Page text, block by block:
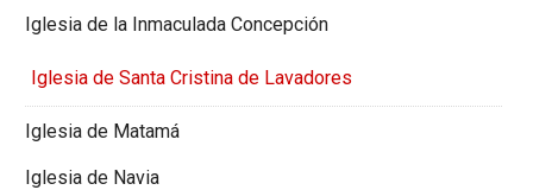
Iglesia de la Inmaculada Concepción
Iglesia de Santa Cristina de Lavadores
Iglesia de Matamá
Iglesia de Navia